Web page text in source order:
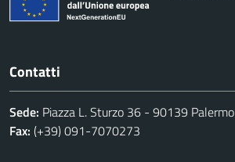
Contatti
Sede: Piazza L. Sturzo 36 - 90139 Palermo
Fax: (+39) 091-7070273